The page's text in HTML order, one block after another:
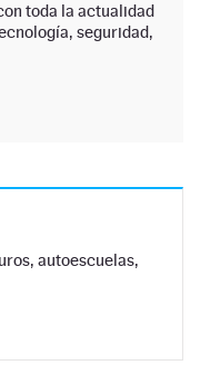
toda la actualidad
seguridad,
autoescuelas,